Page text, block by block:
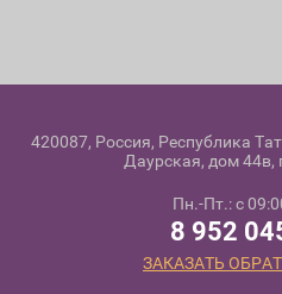
420087, Россия, Республика
Даурская, дом 44в,
Пн.-Пт.: с
8 952
ЗАКАЗАТЬ